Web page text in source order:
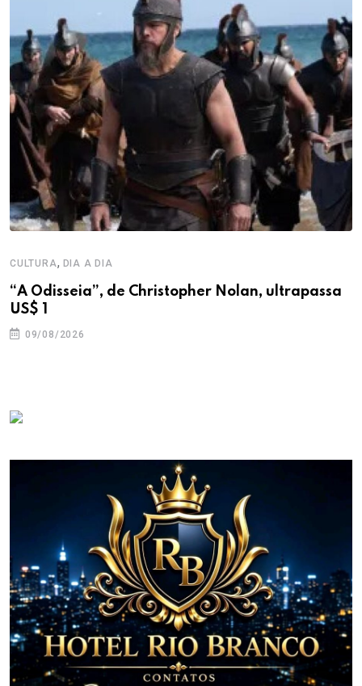
CULTURA, DIA A DIA
“A Odisseia”, de Christopher Nolan, ultrapassa
US$ 1
09/08/2026